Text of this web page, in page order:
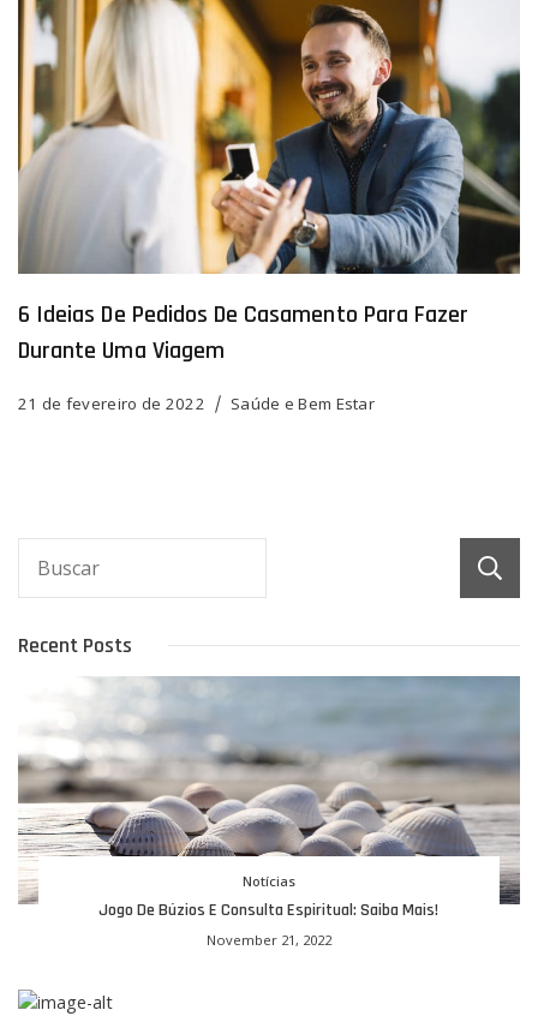
6 Ideias De Pedidos De Casamento Para Fazer
Durante Uma Viagem
21 de fevereiro de 2022 Saúde e Bem Estar
Recent Posts
Notícias
Jogo De Búzios E Consulta Espiritual: Saiba Mais!
November 21, 2022